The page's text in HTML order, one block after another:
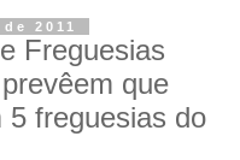
2011
Freguesias
que
5 freguesias do